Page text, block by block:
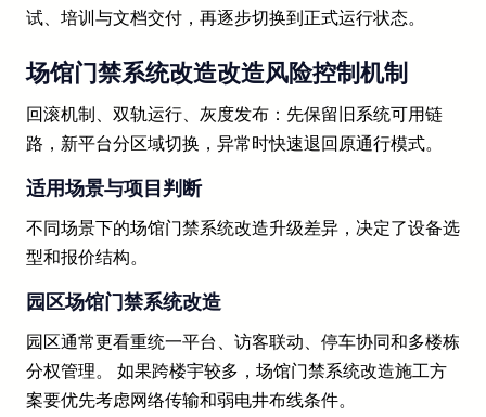
试、培训与文档交付，再逐步切换到正式运行状态。
场馆门禁系统改造改造风险控制机制
回滚机制、双轨运行、灰度发布：先保留旧系统可用链
路，新平台分区域切换，异常时快速退回原通行模式。
适用场景与项目判断
不同场景下的场馆门禁系统改造升级差异，决定了设备选
型和报价结构。
园区场馆门禁系统改造
园区通常更看重统一平台、访客联动、停车协同和多楼栋
分权管理。 如果跨楼宇较多，场馆门禁系统改造施工方
案要优先考虑网络传输和弱电井布线条件。